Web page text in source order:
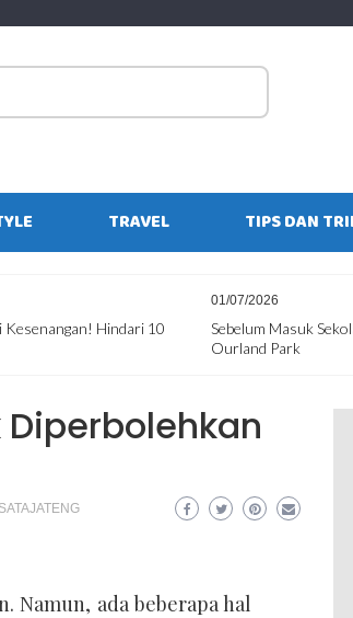
TRAVEL TIPS DAN
Seru Dulu di Jepara
29/06/2026
10 Kesalahan
Nyaman
Namun, ada beberapa hal